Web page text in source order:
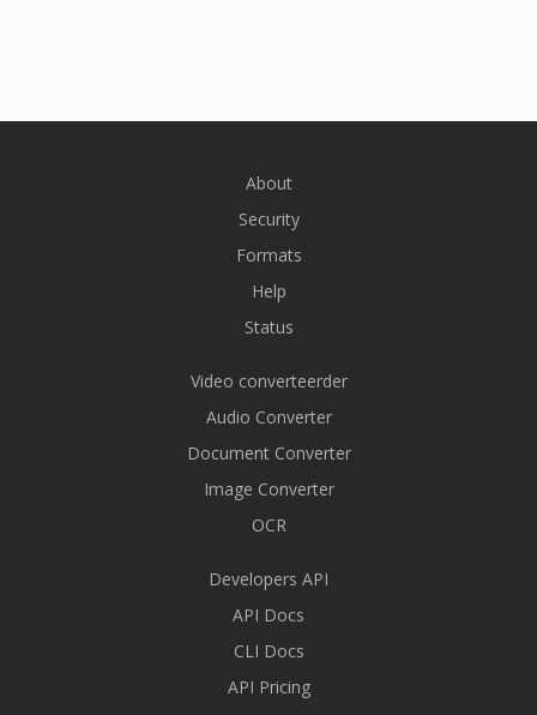
About
Security
Formats
Help
Status
Video converteerder
Audio Converter
Document Converter
Image Converter
OCR
Developers API
API Docs
CLI Docs
API Pricing